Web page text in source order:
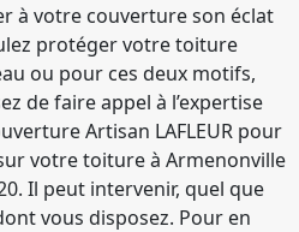
à votre couverture son éclat
protéger votre toiture
ou pour ces deux motifs,
de faire appel à l’expertise
Artisan LAFLEUR pour
votre toiture à Armenonville
Il peut intervenir, quel que
vous disposez. Pour en